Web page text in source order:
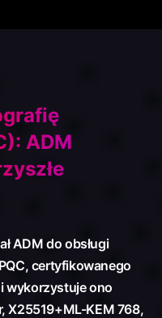
ADM
ADM do obsługi
certyfikowanego
wykorzystuje ono
X25519+ML-KEM 768,